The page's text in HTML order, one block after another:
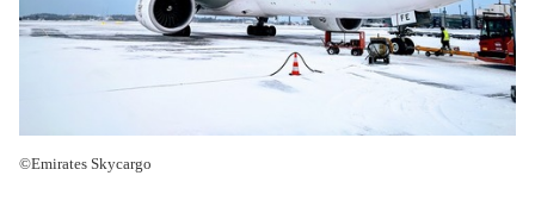
©Emirates Skycargo